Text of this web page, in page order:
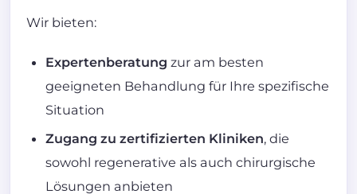
Wir bieten:
Expertenberatung zur am besten
geeigneten Behandlung für Ihre spezifische
Situation
Zugang zu zertifizierten Kliniken, die
sowohl regenerative als auch chirurgische
Lösungen anbieten